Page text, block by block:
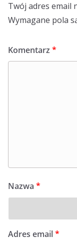
Twój adres email
Wymagane pola
Komentarz *
Nazwa *
Adres email*